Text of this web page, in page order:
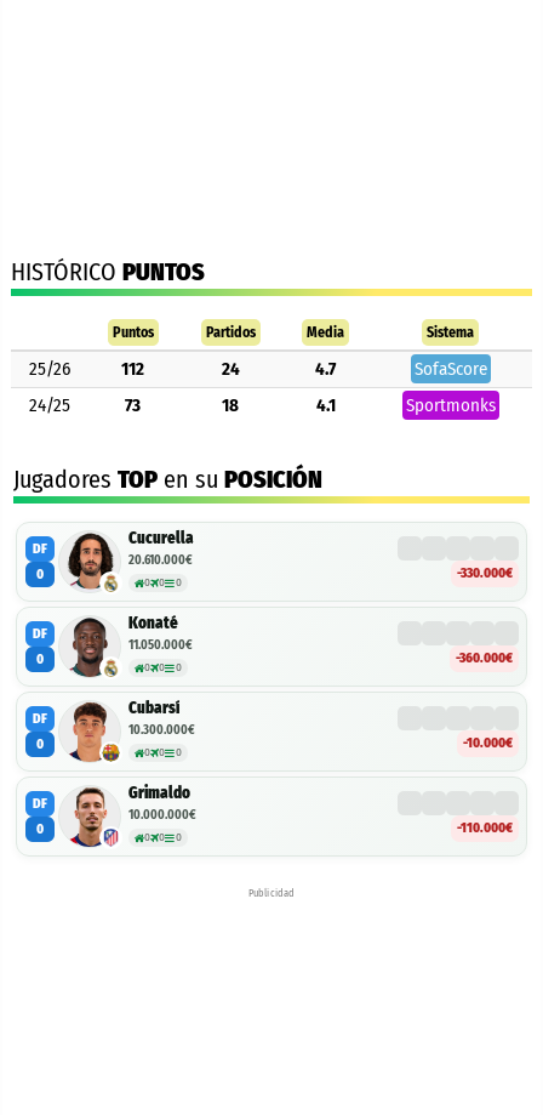
HISTÓRICO PUNTOS
Puntos Partidos Media Sistema
25/26 112 24 4.7
SofaScore
24/25
73 18 4.1 Sportmonks
Jugadores TOP en su POSICIÓN
DF
0
Cucurella
20.610.000€
0 0 0
-330.000€
DF
0
Konaté
11.050.000€
0 0 0
-360.000€
DF
0
Cubarsí
10.300.000€
0 0 0
-10.000€
DF
0
Grimaldo
10.000.000€
0 0 0
-110.000€
Publicidad